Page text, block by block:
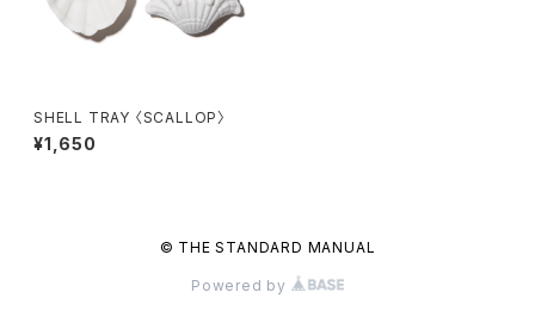
SHELL TRAY 〈SCALLOP〉
¥1,650
© THE STANDARD MANUAL
Powered by